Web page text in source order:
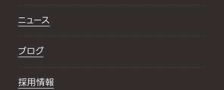
ニュース
ブログ
採用情報